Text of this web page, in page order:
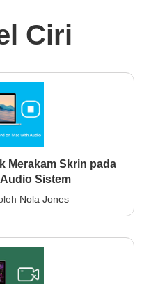
Ciri
Merakam Skrin pada
Sistem
Nola Jones